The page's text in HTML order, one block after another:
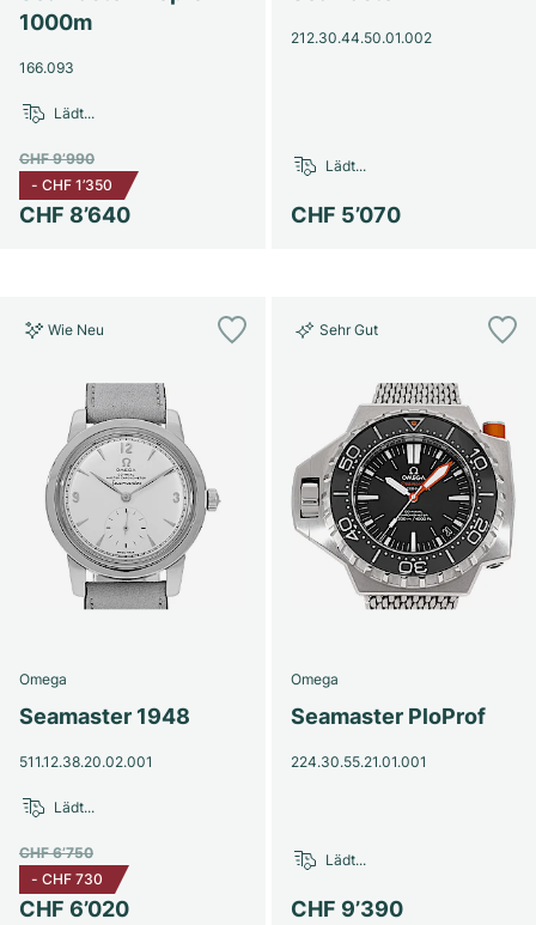
Damenuhren
Damenuhren
1000m
166.093
CHF 8’640
CHF 9’990
- CHF 1’350
Lädt...
212.30.44.50.01.002
CHF 5’070
Lädt...
Wie Neu
Omega
Seamaster 1948
511.12.38.20.02.001
CHF 6’020
CHF 6’750
- CHF 730
Lädt...
Sehr Gut
Omega
Seamaster PloProf
224.30.55.21.01.001
CHF 9’390
Lädt...